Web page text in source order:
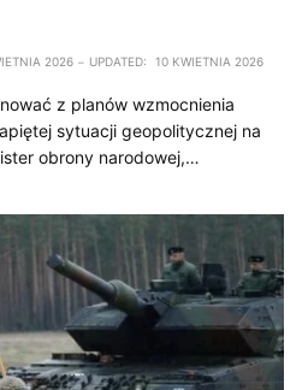
2026 UPDATED: 10 KWIETNIA 2026
z planów wzmocnienia
sytuacji geopolitycznej na
obrony narodowej,…